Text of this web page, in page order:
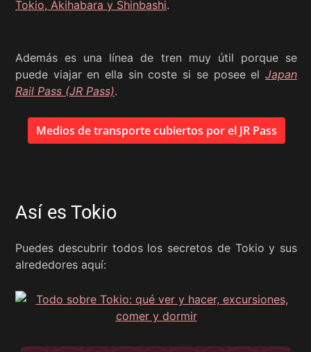
Tokio, Akihabara y Shinbashi.
Además es una línea de tren muy útil porque se
puede viajar en ella sin coste si se posee el Japan
Rail Pass (JR Pass).
Medios de transporte cubiertos por el JR Pass
Así es Tokio
Puedes descubrir todos los secretos de Tokio y sus
alrededores aquí: